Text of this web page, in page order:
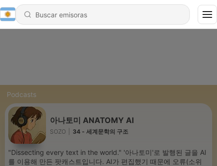
Podcasts
아나토미 ANATOMY AI
SOZO 34 - 세계문학의 구조
"Dissecting every text in the world." '아나토미'로 발행된 글을 AI
를 이용해 만든 팟캐스트입니다. AI가 편집했기 때문에 오류(소위